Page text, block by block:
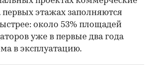
этажах заполняются
около 53% площадей
уже в первые два года
в эксплуатацию.